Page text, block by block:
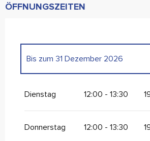
ÖFFNUNGSZEITEN
Bis zum 31 Dezember 2026
Dienstag 12:00 - 13:30
Donnerstag 12:00 - 13:30